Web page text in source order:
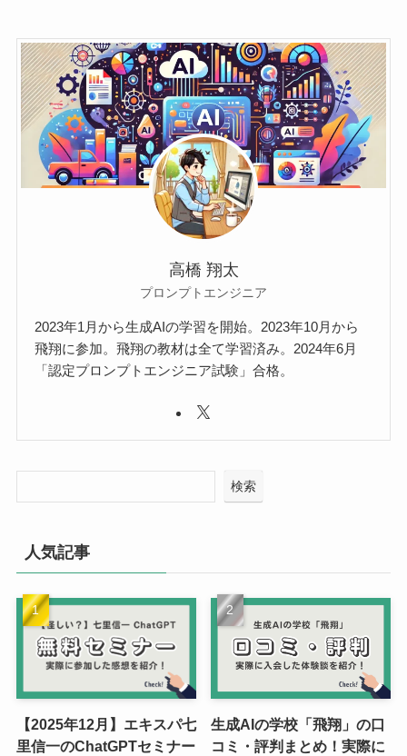
高橋 翔太
プロンプトエンジニア
2023年1月から生成AIの学習を開始。2023年10月から
飛翔に参加。飛翔の教材は全て学習済み。2024年6月
「認定プロンプトエンジニア試験」合格。
検索
人気記事
【2025年12月】エキスパ七
里信一のChatGPTセミナー
生成AIの学校「飛翔」の口
コミ・評判まとめ！実際に